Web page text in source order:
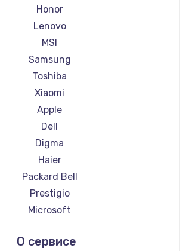
ноутбуков Getac
ноутбуков Epson
ноутбуков Philips
Ремонт ноутбуков LG
ноутбуков Panasonic
Ремонт ноутбуков Irbis
ноутбуков Thunderobot
ноутбуков Hasee
Ремонт ноутбуков ZTE
ноутбуков Hiper
Ремонт ноутбуков Evga
ноутбуков Google
ноутбуков Echips
ноутбуков Predator
Honor
Lenovo
MSI
Samsung
Toshiba
Xiaomi
Apple
Dell
Digma
Haier
Packard Bell
Prestigio
Microsoft
Aquarius
О сервисе